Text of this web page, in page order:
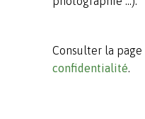
Consulter la page
confidentialité.